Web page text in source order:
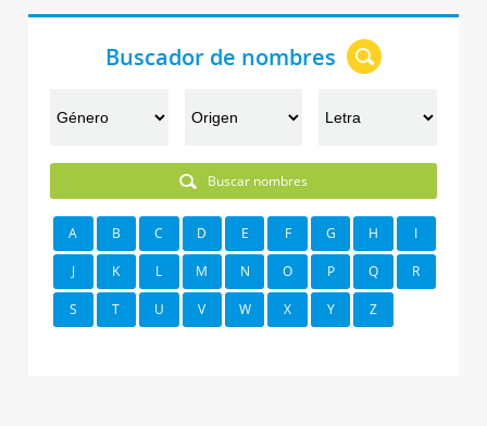
Buscador de nombres
Buscar nombres
A B C D E F G H I
J K L M N O P Q R
S T U V W X Y Z